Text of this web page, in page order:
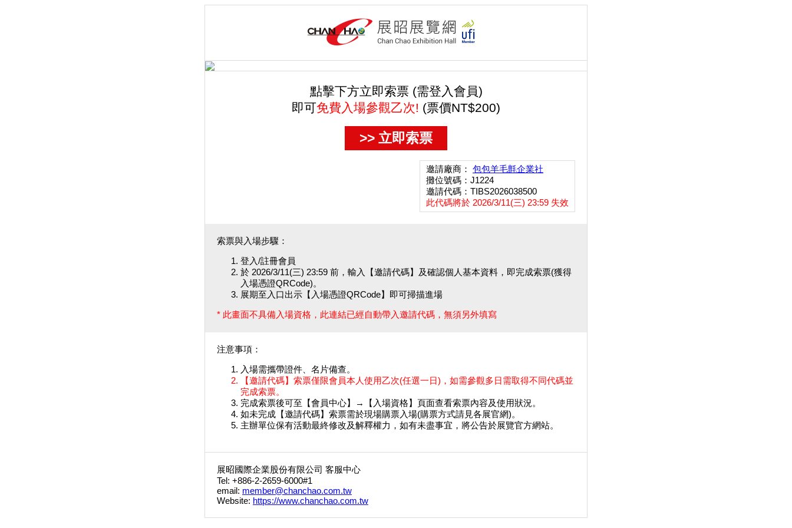
點擊下方立即索票 (需登入會員)
即可免費入場參觀乙次! (票價NT$200)
>> 立即索票
邀請廠商： 包包羊毛氈企業社
攤位號碼：J1224
邀請代碼：TIBS2026038500
此代碼將於 2026/3/11(三) 23:59 失效
索票與入場步驟：
登入/註冊會員
於 2026/3/11(三) 23:59 前，輸入【邀請代碼】及確認個人基本資料，即完成索票(獲得
入場憑證QRCode)。
展期至入口出示【入場憑證QRCode】即可掃描進場
* 此畫面不具備入場資格，此連結已經自動帶入邀請代碼，無須另外填寫
注意事項：
入場需攜帶證件、名片備查。
【邀請代碼】索票僅限會員本人使用乙次(任選一日)，如需參觀多日需取得不同代碼並
完成索票。
完成索票後可至【會員中心】→【入場資格】頁面查看索票內容及使用狀況。
如未完成【邀請代碼】索票需於現場購票入場(購票方式請見各展官網)。
主辦單位保有活動最終修改及解釋權力，如有未盡事宜，將公告於展覽官方網站。
展昭國際企業股份有限公司 客服中心
Tel: +886-2-2659-6000#1
email: member@chanchao.com.tw
Website: https://www.chanchao.com.tw